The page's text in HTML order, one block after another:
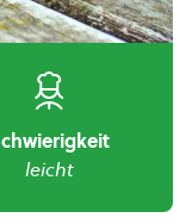
leicht